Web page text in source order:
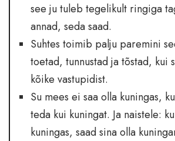
see ju tuleb tegelikult ringiga
annad, seda saad.
Suhtes toimib palju paremini
toetad, tunnustad ja tõstad, kui
kõike vastupidist.
Su mees ei saa olla kuningas,
teda kui kuningat. Ja naistele:
kuningas, saad sina olla